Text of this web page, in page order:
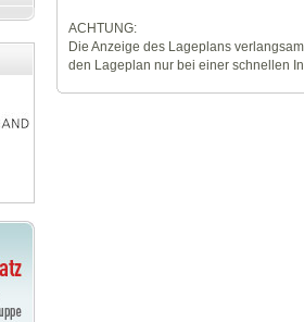
ACHTUNG:
Die Anzeige des Lageplans
den Lageplan nur bei einer schnellen